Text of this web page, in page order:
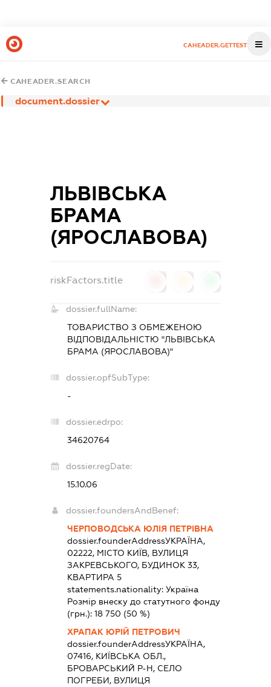
CAHEADER.GETTEST
CAHEADER.SEARCH
document.dossier
ЛЬВІВСЬКА
БРАМА
(ЯРОСЛАВОВА)
riskFactors.title
dossier.fullName:
ТОВАРИСТВО З ОБМЕЖЕНОЮ
ВІДПОВІДАЛЬНІСТЮ "ЛЬВІВСЬКА
БРАМА (ЯРОСЛАВОВА)"
dossier.opfSubType:
-
dossier.edrpo:
34620764
dossier.regDate:
15.10.06
dossier.foundersAndBenef:
ЧЕРПОВОДСЬКА ЮЛІЯ ПЕТРІВНА
dossier.founderAddressУКРАЇНА,
02222, МІСТО КИЇВ, ВУЛИЦЯ
ЗАКРЕВСЬКОГО, БУДИНОК 33,
КВАРТИРА 5
statements.nationality:Україна
Розмір внеску до статутного фонду
(грн.):18 750 (50 %)
ХРАПАК ЮРІЙ ПЕТРОВИЧ
dossier.founderAddressУКРАЇНА,
07416, КИЇВСЬКА ОБЛ.,
БРОВАРСЬКИЙ Р-Н, СЕЛО
ПОГРЕБИ, ВУЛИЦЯ